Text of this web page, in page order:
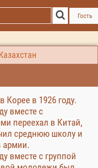
Гость
Казахстан
Корее в 1926 году.
вместе с
переехал в Китай,
среднюю школу и
армии.
вместе с группой